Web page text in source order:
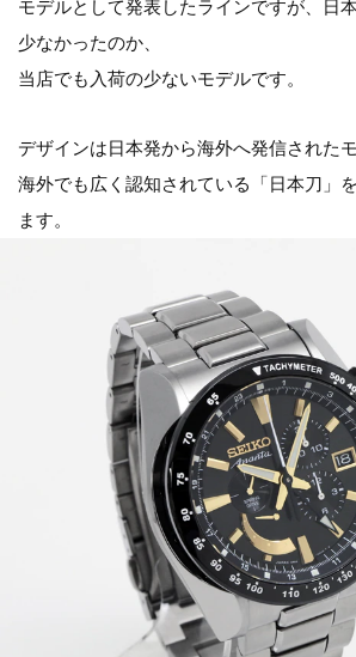
モデルとして発表したラインですが、日
少なかったのか、
当店でも入荷の少ないモデルです。
デザインは日本発から海外へ発信された
海外でも広く認知されている「日本刀」
ます。